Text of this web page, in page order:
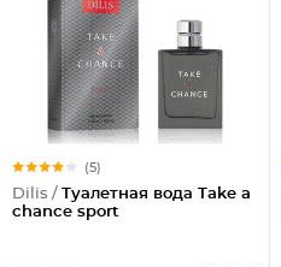
(5)
Dilis / Туалетная вода Take a
chance sport